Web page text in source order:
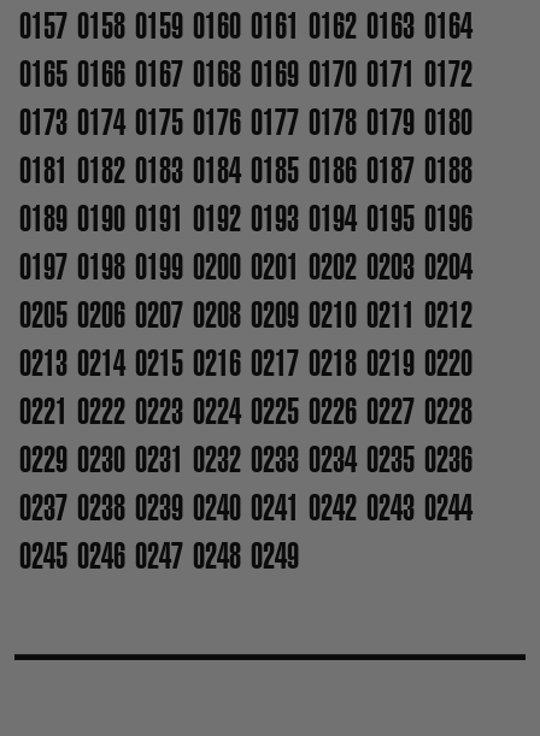
0157 0158 0159 0160 0161 0162 0163 0164
0165 0166 0167 0168 0169 0170 0171 0172
0173 0174 0175 0176 0177 0178 0179 0180
0181 0182 0183 0184 0185 0186 0187 0188
0189 0190 0191 0192 0193 0194 0195 0196
0197 0198 0199 0200 0201 0202 0203 0204
0205 0206 0207 0208 0209 0210 0211 0212
0213 0214 0215 0216 0217 0218 0219 0220
0221 0222 0223 0224 0225 0226 0227 0228
0229 0230 0231 0232 0233 0234 0235 0236
0237 0238 0239 0240 0241 0242 0243 0244
0245 0246 0247 0248 0249